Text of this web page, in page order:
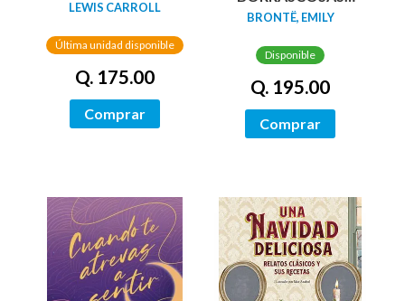
(EDICIÓN LIMITADA
PINTADOS)
LEWIS CARROLL
Última unidad disponible
Q. 175.00
Comprar
(EDICION LIMITADA
TINTADOS)
BRONTË, EMILY
Disponible
Q. 195.00
Comprar